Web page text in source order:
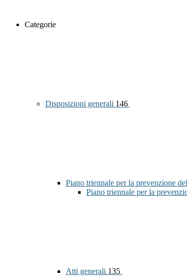
Categorie
Disposizioni generali 146
Piano triennale per la prevenzione
Piano triennale per la
Atti generali 135